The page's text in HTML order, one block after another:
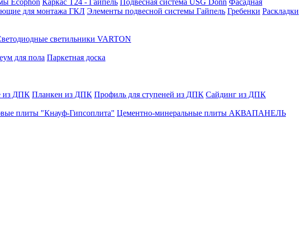
Ecophon Каркас Т24 - Гайпель Подвесная система USG Donn Фасадная
для монтажа ГКЛ Элементы подвесной системы Гайпель Гребенки Раскладки
светильники VARTON
для пола Паркетная доска
из ДПК Планкен из ДПК Профиль для ступеней из ДПК Сайдинг из ДПК
плиты "Кнауф-Гипсоплита" Цементно-минеральные плиты АКВАПАНЕЛЬ